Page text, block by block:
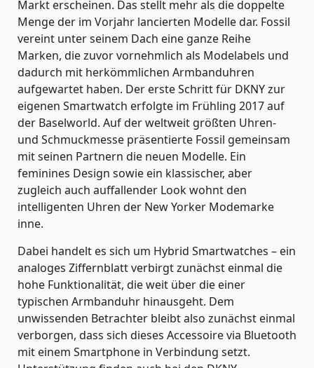
Markt erscheinen. Das stellt mehr als die doppelte
Menge der im Vorjahr lancierten Modelle dar. Fossil
vereint unter seinem Dach eine ganze Reihe
Marken, die zuvor vornehmlich als Modelabels und
dadurch mit herkömmlichen Armbanduhren
aufgewartet haben. Der erste Schritt für DKNY zur
eigenen Smartwatch erfolgte im Frühling 2017 auf
der Baselworld. Auf der weltweit größten Uhren-
und Schmuckmesse präsentierte Fossil gemeinsam
mit seinen Partnern die neuen Modelle. Ein
feminines Design sowie ein klassischer, aber
zugleich auch auffallender Look wohnt den
intelligenten Uhren der New Yorker Modemarke
inne.
Dabei handelt es sich um Hybrid Smartwatches – ein
analoges Ziffernblatt verbirgt zunächst einmal die
hohe Funktionalität, die weit über die einer
typischen Armbanduhr hinausgeht. Dem
unwissenden Betrachter bleibt also zunächst einmal
verborgen, dass sich dieses Accessoire via Bluetooth
mit einem Smartphone in Verbindung setzt.